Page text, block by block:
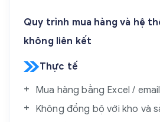
Quy trình mua hàng và hệ
không liên kết
Thực tế
Mua hàng bằng Excel / email
Không đồng bộ với kho và